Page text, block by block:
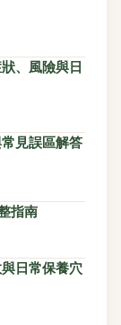
、風險與日
見誤區解答
指南
日常保養穴